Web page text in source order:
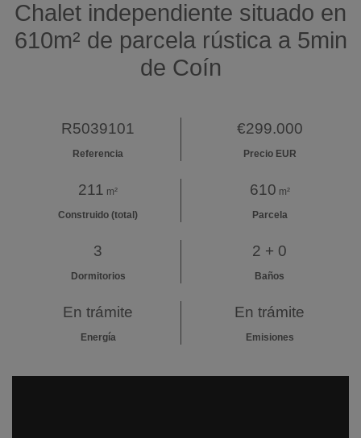
Chalet independiente situado en
610m² de parcela rústica a 5min
de Coín
R5039101
Referencia
€299.000
Precio EUR
211 m²
Construido (total)
610 m²
Parcela
3
Dormitorios
2 + 0
Baños
En trámite
Energía
En trámite
Emisiones